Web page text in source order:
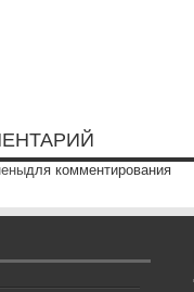
для комментирования